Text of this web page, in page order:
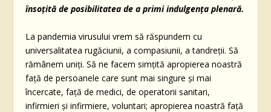
însoțită de posibilitatea de a primi indulgența plenară.
La pandemia virusului vrem să răspundem cu
universalitatea rugăciunii, a compasiunii, a tandreții. Să
rămânem uniți. Să ne facem simțită apropierea noastră
față de persoanele care sunt mai singure și mai
încercate, față de medici, de operatorii sanitari,
infirmieri și infirmiere, voluntari; apropierea noastră față